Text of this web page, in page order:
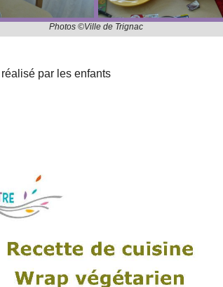
Photos ©Ville de Trignac
par les enfants